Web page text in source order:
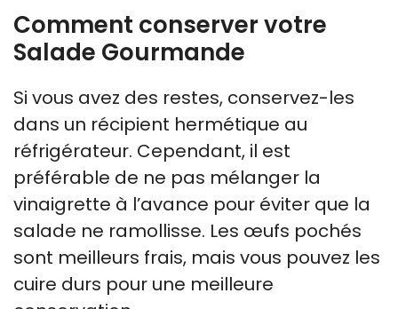
Comment conserver votre
Salade Gourmande
Si vous avez des restes, conservez-les
dans un récipient hermétique au
réfrigérateur. Cependant, il est
préférable de ne pas mélanger la
vinaigrette à l’avance pour éviter que la
salade ne ramollisse. Les œufs pochés
sont meilleurs frais, mais vous pouvez les
cuire durs pour une meilleure